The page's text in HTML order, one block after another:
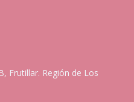
Frutillar. Región de Los